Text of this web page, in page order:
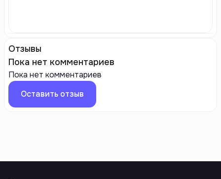
Отзывы
Пока нет комментариев
Пока нет комментариев
Оставить отзыв